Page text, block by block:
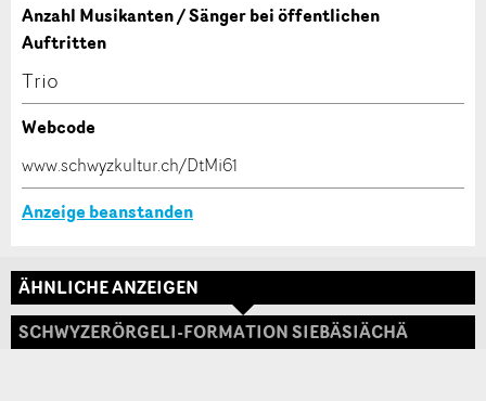
* Eingabe erforderlich
Zur Qualitätssicherung wird eine Kopie der E-Mail
NACHRICHT SENDEN
Adresse
Anzahl Musikanten / Sänger bei öffentlichen
Auftritten
Trio
Webcode
www.schwyzkultur.ch/DtMi61
Anzeige beanstanden
ÄHNLICHE ANZEIGEN
SCHWYZERÖRGELI-FORMATION SIEBÄSIÄCHÄ